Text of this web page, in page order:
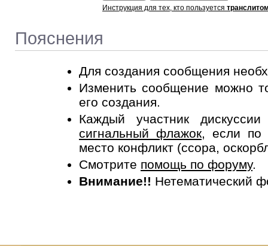
Инструкция для тех, кто пользуется
Пояснения
Для создания сообщения
Изменить сообщение можно
его создания.
Каждый участник
сигнальный флажок, если по
место конфликт (ссора,
Смотрите помощь по форуму.
Внимание!! Нетематический